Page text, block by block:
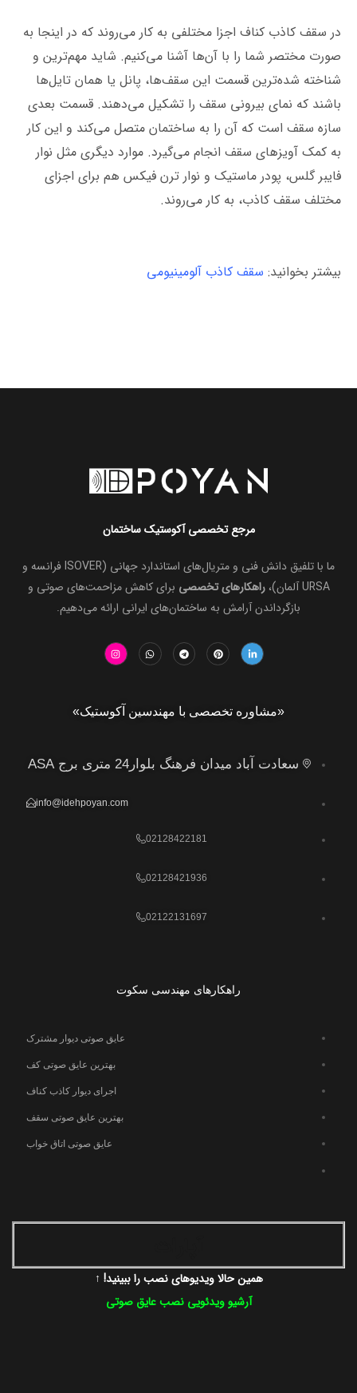
در سقف کاذب کناف اجزا مختلفی به کار می‌روند که در اینجا به
صورت مختصر شما را با آن‌ها آشنا می‌کنیم. شاید مهم‌ترین و
شناخته شده‌ترین قسمت این سقف‌ها، پانل یا همان تایل‌ها
باشند که نمای بیرونی سقف را تشکیل می‌دهند. قسمت بعدی
سازه سقف است که آن را به ساختمان متصل می‌کند و این کار
به کمک آویزهای سقف انجام می‌گیرد. موارد دیگری مثل نوار
فایبر گلس، پودر ماستیک و نوار ترن فیکس هم برای اجزای
مختلف سقف کاذب، به کار می‌روند.
بیشتر بخوانید: سقف کاذب آلومینیومی
مرجع تخصصی آکوستیک ساختمان
ما با تلفیق دانش فنی و متریال‌های استاندارد جهانی (ISOVER فرانسه و
URSA آلمان)،
راهکارهای تخصصی برای کاهش مزاحمت‌های صوتی و
بازگرداندن آرامش به ساختمان‌های ایرانی ارائه می‌دهیم.
«مشاوره تخصصی با مهندسین آکوستیک»
سعادت آباد میدان فرهنگ بلوار24 متری برج ASA
info@idehpoyan.com
02128422181
02128421936
02122131697
راهکارهای مهندسی سکوت
عایق صوتی دیوار مشترک
بهترین عایق صوتی کف
اجرای دیوار کاذب کناف
بهترین عایق صوتی سقف
عایق صوتی اتاق خواب
همین حالا ویدیوهای نصب را ببینید! ↑
آرشیو ویدئویی نصب عایق صوتی